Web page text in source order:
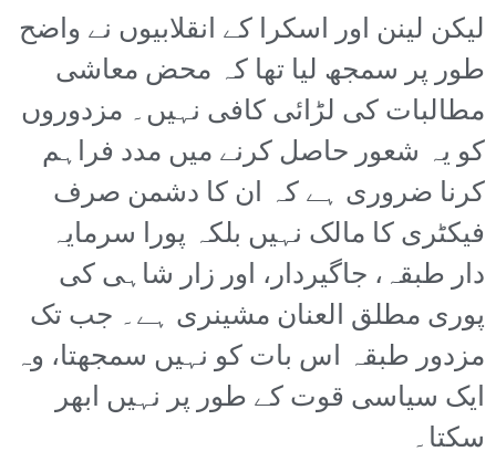
لیکن لینن اور اسکرا کے انقلابیوں نے واضح
طور پر سمجھ لیا تھا کہ محض معاشی
مطالبات کی لڑائی کافی نہیں۔ مزدوروں
کو یہ شعور حاصل کرنے میں مدد فراہم
کرنا ضروری ہے کہ ان کا دشمن صرف
فیکٹری کا مالک نہیں بلکہ پورا سرمایہ
دار طبقہ، جاگیردار، اور زار شاہی کی
پوری مطلق العنان مشینری ہے۔ جب تک
مزدور طبقہ اس بات کو نہیں سمجھتا، وہ
ایک سیاسی قوت کے طور پر نہیں ابھر
سکتا۔